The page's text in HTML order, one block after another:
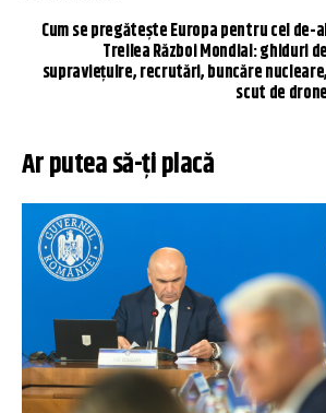
Cum se pregătește Europa pentru cel de-
Treilea Război Mondial: ghiduri de
supraviețuire, recrutări, buncăre nucleare,
scut de drone
Ar putea să-ți placă